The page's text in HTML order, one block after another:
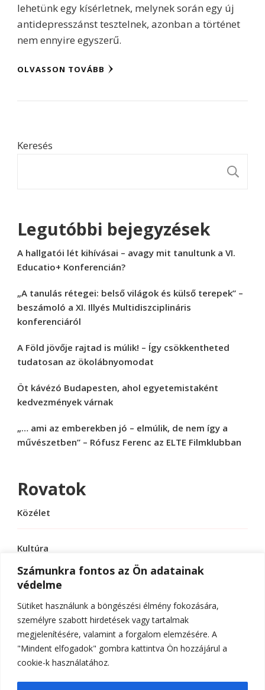
Számunkra fontos az Ön adatainak
védelme
Sütiket használunk a böngészési élmény fokozására,
személyre szabott hirdetések vagy tartalmak
megjelenítésére, valamint a forgalom elemzésére. A
"Mindent elfogadok" gombra kattintva Ön hozzájárul a
cookie-k használatához.
lehetünk egy kísérletnek, melynek során egy új
antidepresszánst tesztelnek, azonban a történet
nem ennyire egyszerű.
OLVASSON TOVÁBB
Keresés
Legutóbbi bejegyzések
A hallgatói lét kihívásai – avagy mit tanultunk a VI.
Educatio+ Konferencián?
„A tanulás rétegei: belső világok és külső terepek” –
beszámoló a XI. Illyés Multidiszciplináris
konferenciáról
A Föld jövője rajtad is múlik! – Így csökkentheted
tudatosan az ökolábnyomodat
Öt kávézó Budapesten, ahol egyetemistaként
kedvezmények várnak
„… ami az emberekben jó – elmúlik, de nem így a
művészetben” – Rófusz Ferenc az ELTE Filmklubban
Rovatok
Közélet
Kultúra
Sport
Tudomány